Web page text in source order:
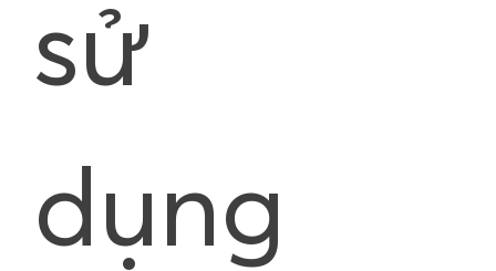
sử
dụng